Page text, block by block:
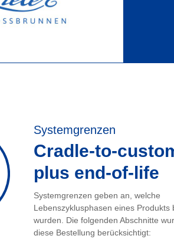
Systemgrenzen
Cradle-to-
plus end-of-life
Systemgrenzen geben an, welche
Lebenszyklusphasen eines Produkts
wurden. Die folgenden Abschnitte
diese Bestellung berücksichtigt: